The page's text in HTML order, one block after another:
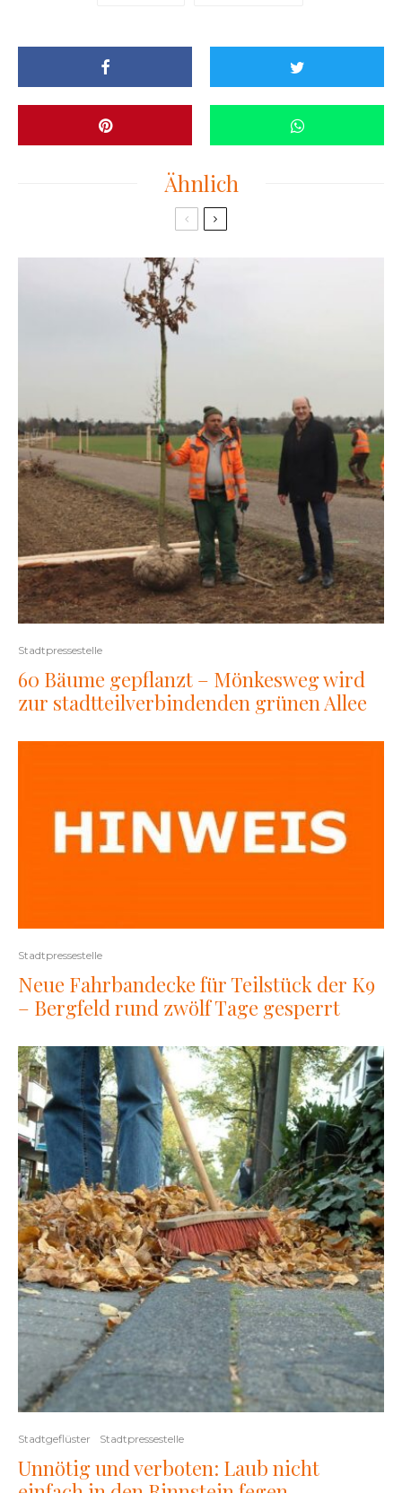
Ähnlich
Stadtpressestelle
60 Bäume gepflanzt – Mönkesweg wird
zur stadtteilverbindenden grünen Allee
Stadtpressestelle
Neue Fahrbandecke für Teilstück der K9
– Bergfeld rund zwölf Tage gesperrt
Stadtgeflüster Stadtpressestelle
Unnötig und verboten: Laub nicht